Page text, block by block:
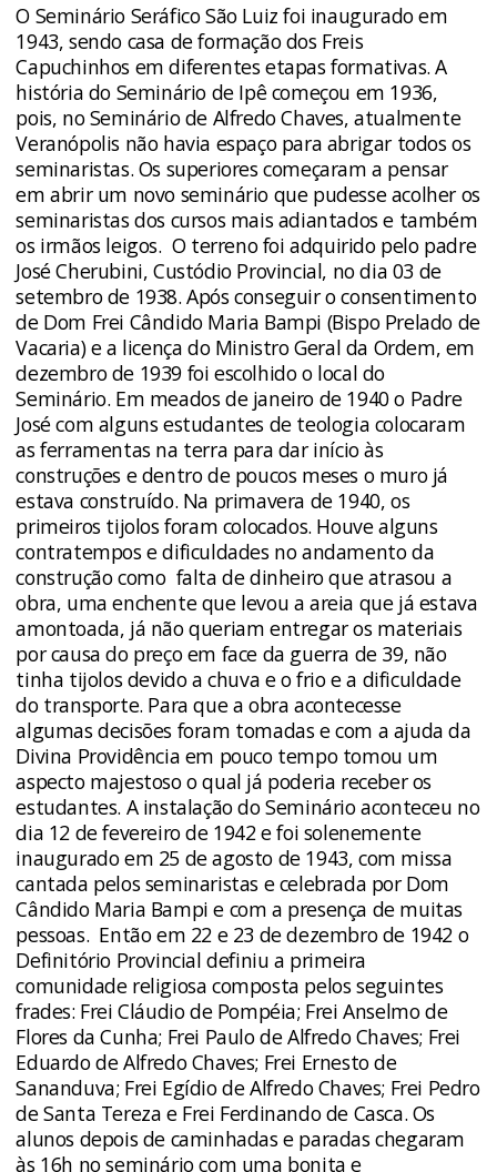
O Seminário Seráfico São Luiz foi inaugurado em
1943, sendo casa de formação dos Freis
Capuchinhos em diferentes etapas formativas. A
história do Seminário de Ipê começou em 1936,
pois, no Seminário de Alfredo Chaves, atualmente
Veranópolis não havia espaço para abrigar todos os
seminaristas. Os superiores começaram a pensar
em abrir um novo seminário que pudesse acolher os
seminaristas dos cursos mais adiantados e também
os irmãos leigos. O terreno foi adquirido pelo padre
José Cherubini, Custódio Provincial, no dia 03 de
setembro de 1938. Após conseguir o consentimento
de Dom Frei Cândido Maria Bampi (Bispo Prelado de
Vacaria) e a licença do Ministro Geral da Ordem, em
dezembro de 1939 foi escolhido o local do
Seminário. Em meados de janeiro de 1940 o Padre
José com alguns estudantes de teologia colocaram
as ferramentas na terra para dar início às
construções e dentro de poucos meses o muro já
estava construído. Na primavera de 1940, os
primeiros tijolos foram colocados. Houve alguns
contratempos e dificuldades no andamento da
construção como falta de dinheiro que atrasou a
obra, uma enchente que levou a areia que já estava
amontoada, já não queriam entregar os materiais
por causa do preço em face da guerra de 39, não
tinha tijolos devido a chuva e o frio e a dificuldade
do transporte. Para que a obra acontecesse
algumas decisões foram tomadas e com a ajuda da
Divina Providência em pouco tempo tomou um
aspecto majestoso o qual já poderia receber os
estudantes. A instalação do Seminário aconteceu no
dia 12 de fevereiro de 1942 e foi solenemente
inaugurado em 25 de agosto de 1943, com missa
cantada pelos seminaristas e celebrada por Dom
Cândido Maria Bampi e com a presença de muitas
pessoas. Então em 22 e 23 de dezembro de 1942 o
Definitório Provincial definiu a primeira
comunidade religiosa composta pelos seguintes
frades: Frei Cláudio de Pompéia; Frei Anselmo de
Flores da Cunha; Frei Paulo de Alfredo Chaves; Frei
Eduardo de Alfredo Chaves; Frei Ernesto de
Sananduva; Frei Egídio de Alfredo Chaves; Frei Pedro
de Santa Tereza e Frei Ferdinando de Casca. Os
alunos depois de caminhadas e paradas chegaram
às 16h no seminário com uma bonita e